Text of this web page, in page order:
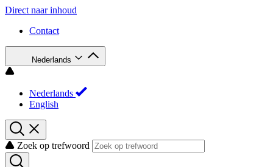
Direct naar inhoud
Contact
Nederlands
Nederlands
English
Zoek op trefwoord